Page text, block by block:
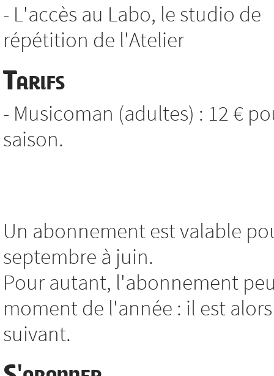
- L'accès au Labo, le studio de
répétition de l'Atelier
Tarifs
- Musicoman (adultes) : 12 €
saison.
Un abonnement est valable
septembre à juin.
Pour autant, l'abonnement
moment de l'année : il est
suivant.